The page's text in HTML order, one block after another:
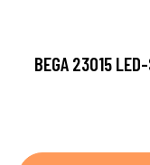
BEGA 23015